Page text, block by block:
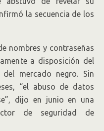
la secuencia de los
nombres y contraseñas
a disposición del
mercado negro. Sin
“el abuso de datos
dijo en junio en una
de seguridad de